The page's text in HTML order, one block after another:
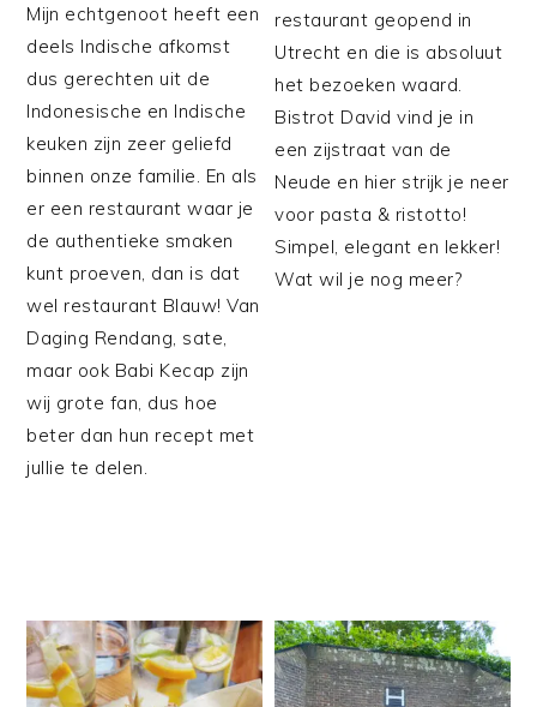
Mijn echtgenoot heeft een
deels Indische afkomst
dus gerechten uit de
Indonesische en Indische
keuken zijn zeer geliefd
binnen onze familie. En als
er een restaurant waar je
de authentieke smaken
kunt proeven, dan is dat
wel restaurant Blauw! Van
Daging Rendang, sate,
maar ook Babi Kecap zijn
wij grote fan, dus hoe
beter dan hun recept met
jullie te delen.
restaurant geopend in
Utrecht en die is absoluut
het bezoeken waard.
Bistrot David vind je in
een zijstraat van de
Neude en hier strijk je neer
voor pasta & ristotto!
Simpel, elegant en lekker!
Wat wil je nog meer?